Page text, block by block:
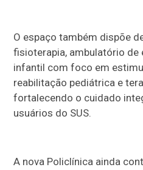
O espaço também dispõe
fisioterapia, ambulatório
infantil com foco em
reabilitação pediátrica e
fortalecendo o cuidado
usuários do SUS.
A nova Policlínica ainda